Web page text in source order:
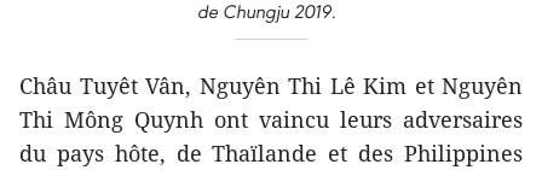
de Chungju 2019.
Châu Tuyêt Vân, Nguyên Thi Lê Kim et Nguyên
Thi Mông Quynh ont vaincu leurs adversaires
du pays hôte, de Thaïlande et des Philippines